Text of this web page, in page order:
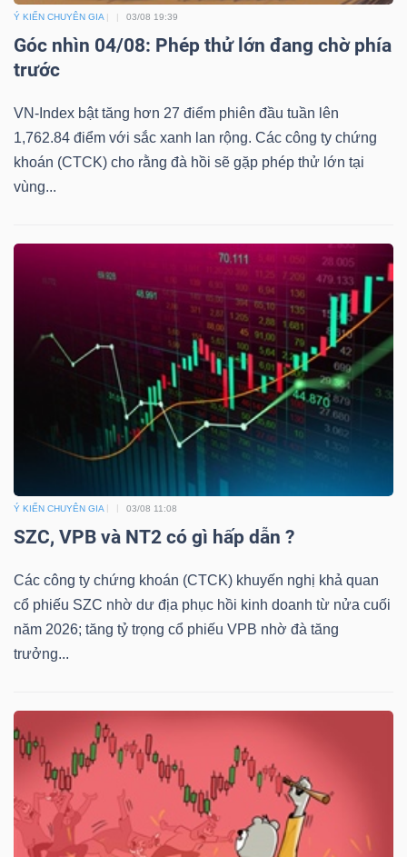
Ý KIẾN CHUYÊN GIA 03/08 19:39
Góc nhìn 04/08: Phép thử lớn đang chờ phía
trước
VN-Index bật tăng hơn 27 điểm phiên đầu tuần lên
1,762.84 điểm với sắc xanh lan rộng. Các công ty chứng
khoán (CTCK) cho rằng đà hồi sẽ gặp phép thử lớn tại
vùng...
Ý KIẾN CHUYÊN GIA 03/08 11:08
SZC, VPB và NT2 có gì hấp dẫn ?
Các công ty chứng khoán (CTCK) khuyến nghị khả quan
cổ phiếu SZC nhờ dư địa phục hồi kinh doanh từ nửa cuối
năm 2026; tăng tỷ trọng cổ phiếu VPB nhờ đà tăng
trưởng...